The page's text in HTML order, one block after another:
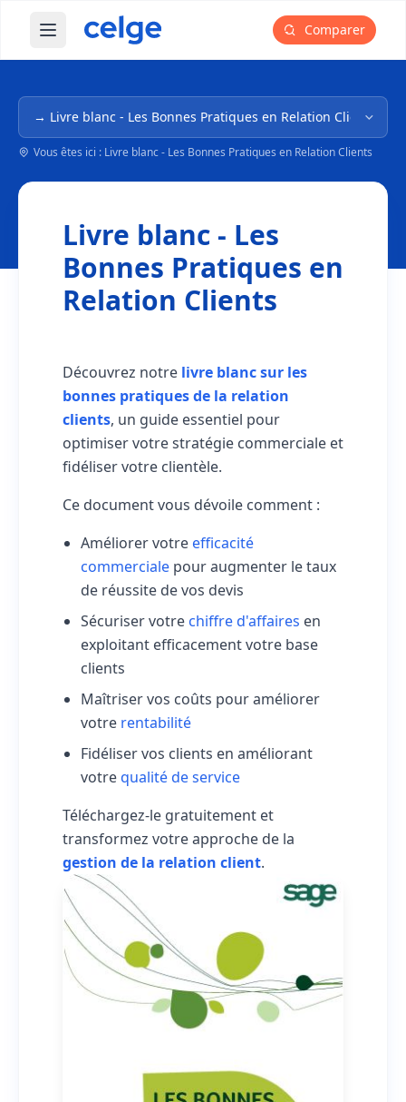
Ouvrir le menu principal Comparer
Navigation dans l'arborescence
Vous êtes ici : Livre blanc - Les Bonnes Pratiques en Relation Clients
Livre blanc - Les
Bonnes Pratiques en
Relation Clients
Découvrez notre livre blanc sur les
bonnes pratiques de la relation
clients, un guide essentiel pour
optimiser votre stratégie commerciale et
fidéliser votre clientèle.
Ce document vous dévoile comment :
Améliorer votre efficacité
commerciale pour augmenter le taux
de réussite de vos devis
Sécuriser votre chiffre d'affaires en
exploitant efficacement votre base
clients
Maîtriser vos coûts pour améliorer
votre rentabilité
Fidéliser vos clients en améliorant
votrequalité de service
Téléchargez-le gratuitement et
transformez votre approche de la
gestion de la relation client.